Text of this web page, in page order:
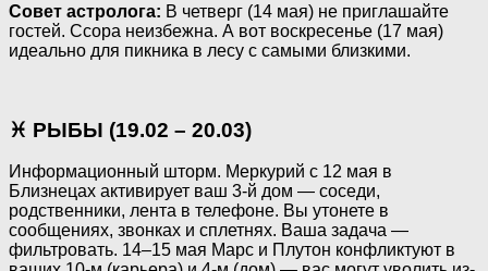
Совет астролога: В четверг (14 мая) не приглашайте
гостей. Ссора неизбежна. А вот воскресенье (17 мая)
идеально для пикника в лесу с самыми близкими.
♓ РЫБЫ (19.02 – 20.03)
Информационный шторм. Меркурий с 12 мая в
Близнецах активирует ваш 3-й дом — соседи,
родственники, лента в телефоне. Вы утонете в
сообщениях, звонках и сплетнях. Ваша задача —
фильтровать. 14–15 мая Марс и Плутон конфликтуют в